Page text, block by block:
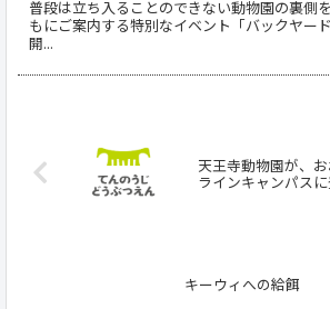
普段は立ち入ることのできない動物園の裏側
もにご案内する特別なイベント「バックヤー
開...
天王寺動物園が、
ラインキャンパス
キーウィへの給餌